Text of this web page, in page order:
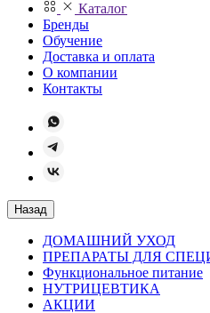
Каталог
Бренды
Обучение
Доставка и оплата
О компании
Контакты
Назад
ДОМАШНИЙ УХОД
ПРЕПАРАТЫ ДЛЯ
Функциональное питание
НУТРИЦЕВТИКА
АКЦИИ